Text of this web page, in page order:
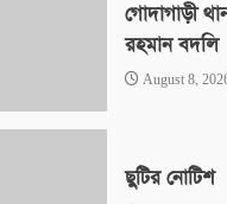
গোদাগাড়ী
রহমান বদলি
August 8,
ছুটির নোটিশ